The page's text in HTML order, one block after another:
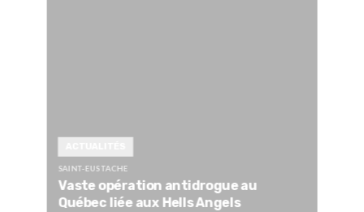
SAINT-EUSTACHE
Vaste opération antidrogue au
Québec liée aux Hells Angels